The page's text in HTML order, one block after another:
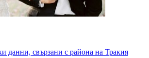
данни, свързани с района на Тракия